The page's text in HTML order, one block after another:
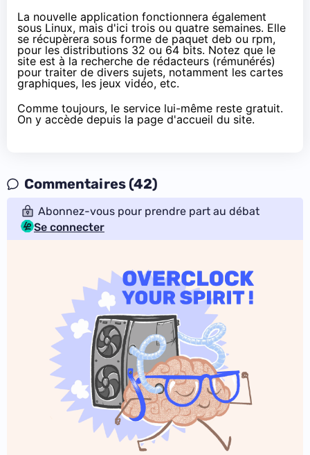
La nouvelle application fonctionnera également
sous Linux, mais d'ici trois ou quatre semaines. Elle
se récupèrera sous forme de paquet deb ou rpm,
pour les distributions 32 ou 64 bits. Notez que le
site est à la recherche de rédacteurs (rémunérés)
pour traiter de divers sujets, notamment les cartes
graphiques, les jeux vidéo, etc.
Comme toujours, le service lui-même reste gratuit.
On y accède depuis la page d'accueil du site.
Commentaires (42)
Abonnez-vous pour prendre part au débat
Se connecter